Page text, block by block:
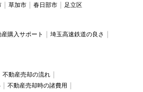
草加市 春日部市 足立区
購入サポート
埼玉高速鉄道の良さ
不動産売却の流れ
不動産売却時の諸費用